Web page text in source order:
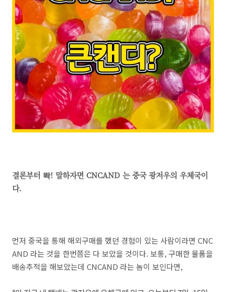
결론부터 똭! 말하자면 CNCAND 는 중국 광저우의 우체국이
다.
먼저 중국을 통해 해외구매를 했던 경험이 있는 사람이라면 CNC
AND 라는 것을 한번쯤은 다 보았을 것이다. 보통, 구매한 물품을
배송추적을 해보았는데 CNCAND 라는 놈이 보인다면,